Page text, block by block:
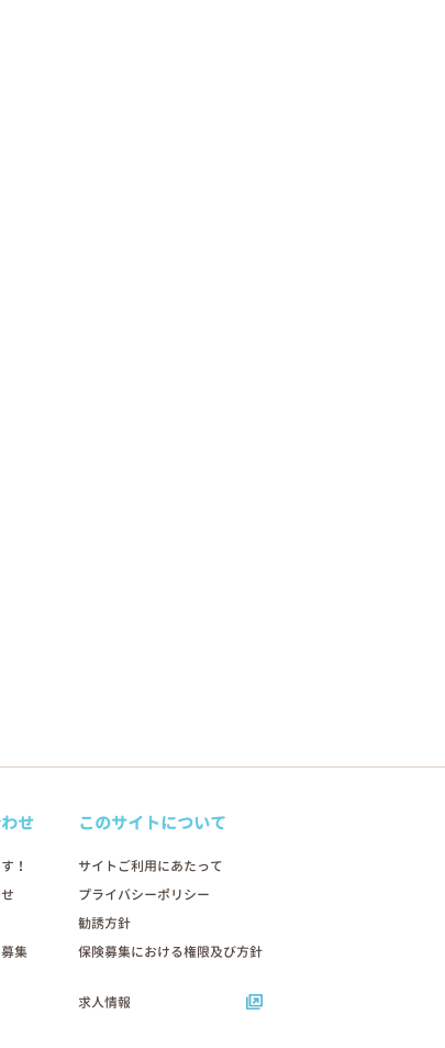
せ
！
集
このサイトについて
サイトご利用にあたって
プライバシーポリシー
勧誘方針
保険募集における権限及び方針
求人情報